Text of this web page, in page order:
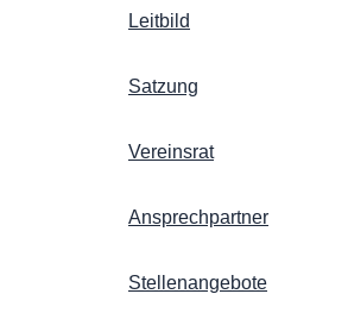
Leitbild
Satzung
Vereinsrat
Ansprechpartner
Stellenangebote